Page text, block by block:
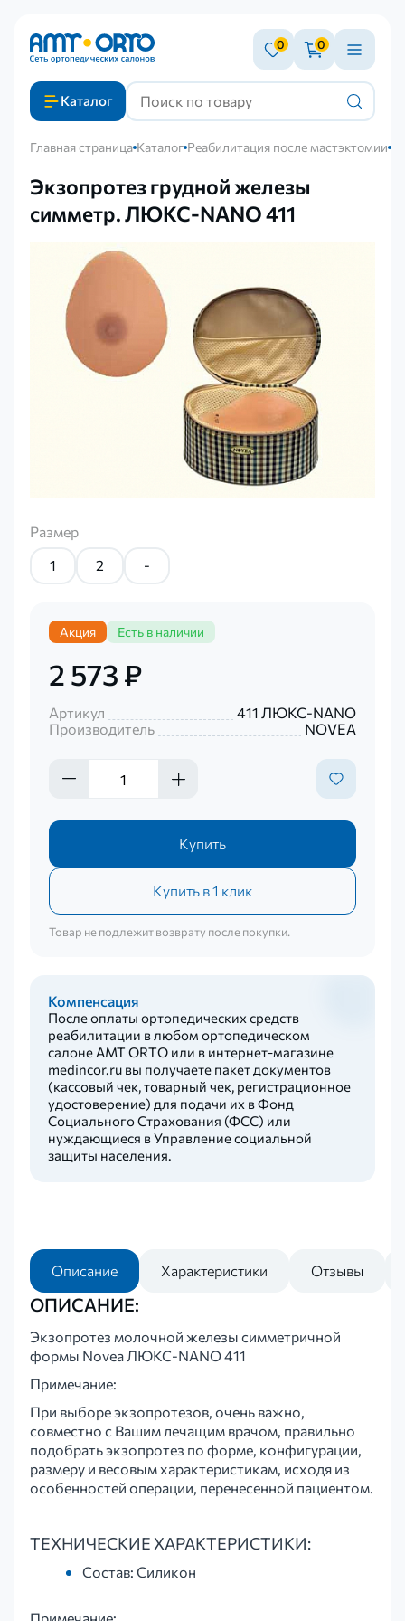
0 0
Каталог
Главная страница Каталог Реабилитация после мастэктомии
Экзопротез грудной железы
симметр. ЛЮКС-NANO 411
Размер
1
2 -
Компенсация
После оплаты ортопедических средств
реабилитации в любом ортопедическом
салоне AMT ORTO или в интернет-магазине
medincor.ru вы получаете пакет документов
(кассовый чек, товарный чек, регистрационное
удостоверение) для подачи их в Фонд
Социального Страхования (ФСС) или
нуждающиеся в Управление социальной
защиты населения.
Акция Есть в наличии
2 573 ₽
Артикул
411 ЛЮКС-NANO
Производитель
NOVEA
Купить
Купить в 1 клик
Товар не подлежит возврату после покупки.
Описание Характеристики Отзывы
ОПИСАНИЕ:
Экзопротез молочной железы симметричной
формы Novea ЛЮКС-NANO 411
Примечание:
При выборе экзопротезов, очень важно,
совместно с Вашим лечащим врачом, правильно
подобрать экзопротез по форме, конфигурации,
размеру и весовым характеристикам, исходя из
особенностей операции, перенесенной пациентом.
ТЕХНИЧЕСКИЕ ХАРАКТЕРИСТИКИ:
Состав: Силикон